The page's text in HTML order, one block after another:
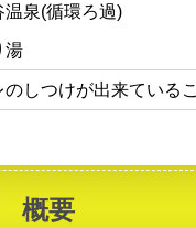
温泉(循環ろ過)
湯
のしつけが出来ている
概要